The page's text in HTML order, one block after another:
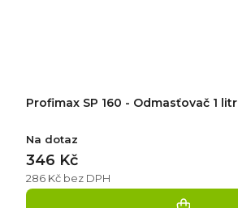
Profimax SP 160 - Odmasťovač 1 litr
Na dotaz
286 Kč bez DPH
346 Kč